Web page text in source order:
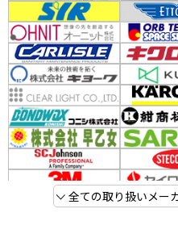
全ての取り扱いメー